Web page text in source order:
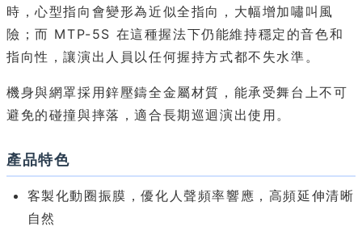
時，心型指向會變形為近似全指向，大幅增加嘯叫風
險；而 MTP-5S 在這種握法下仍能維持穩定的音色和
指向性，讓演出人員以任何握持方式都不失水準。
機身與網罩採用鋅壓鑄全金屬材質，能承受舞台上不可
避免的碰撞與摔落，適合長期巡迴演出使用。
產品特色
客製化動圈振膜，優化人聲頻率響應，高頻延伸清晰
自然